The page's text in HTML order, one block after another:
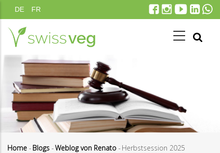
Direkt
zum
Inhalt
DE FR
Home - Blogs -Weblog von Renato - Herbstsession 2025